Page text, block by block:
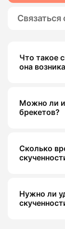
Связаться
Что такое
она
Можно ли
брекетов?
Сколько
Нужно ли